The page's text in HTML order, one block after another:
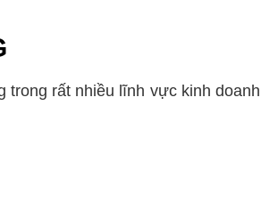
rất nhiều lĩnh vực kinh doanh